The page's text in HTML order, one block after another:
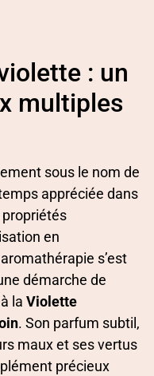
: un
multiples
sous le nom de
appréciée dans
en
s’est
démarche de
la Violette
. Son parfum subtil,
maux et ses vertus
précieux